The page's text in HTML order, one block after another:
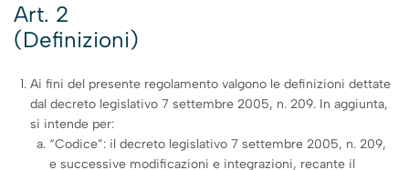
Art. 2
(Definizioni)
Ai fini del presente regolamento valgono le definizioni dettate
dal decreto legislativo 7 settembre 2005, n. 209. In aggiunta,
si intende per:
“Codice”: il decreto legislativo 7 settembre 2005, n. 209,
e successive modificazioni e integrazioni, recante il